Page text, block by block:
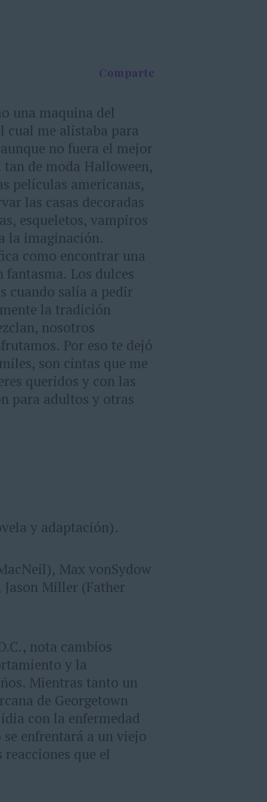
Comparte
una maquina del
cual me alistaba para
no fuera el mejor
tan de moda Halloween,
películas americanas,
las casas decoradas
esqueletos, vampiros
la imaginación.
como encontrar una
Los dulces
cuando salía a pedir
la tradición
nosotros
Por eso te dejó
son cintas que me
queridos y con las
para adultos y otras
y adaptación).
Max vonSydow
Miller (Father
nota cambios
y la
Mientras tanto un
de Georgetown
con la enfermedad
enfrentará a un viejo
que el